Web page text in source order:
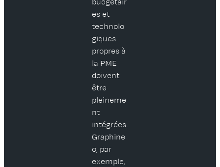
budgétair
es et
technolo
giques
propres à
la PME
doivent
être
pleineme
nt
intégrées.
Graphine
o, par
exemple,